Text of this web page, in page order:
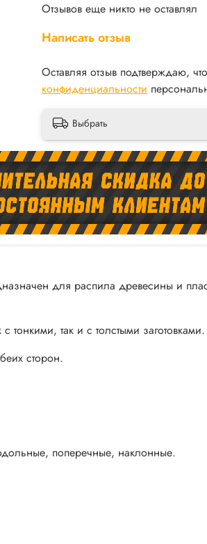
Отзывов еще никто не оставлял
Написать отзыв
Оставляя отзыв подтверждаю,
конфиденциальности
Выбрать
для распила древесины и
тонкими, так и с толстыми заготовками.
сторон.
поперечные, наклонные.